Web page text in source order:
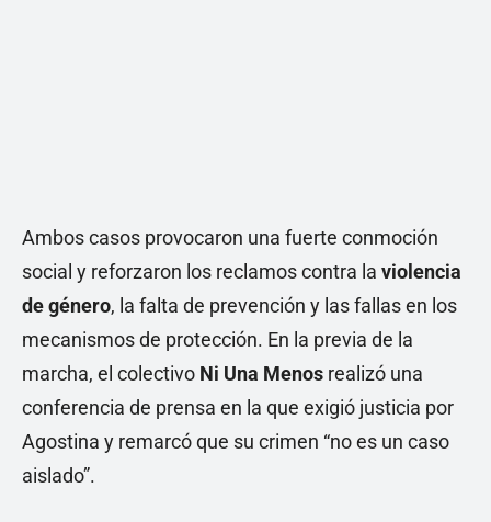
Ambos casos provocaron una fuerte conmoción
social y reforzaron los reclamos contra la violencia
de género, la falta de prevención y las fallas en los
mecanismos de protección. En la previa de la
marcha, el colectivo Ni Una Menos realizó una
conferencia de prensa en la que exigió justicia por
Agostina y remarcó que su crimen “no es un caso
aislado”.